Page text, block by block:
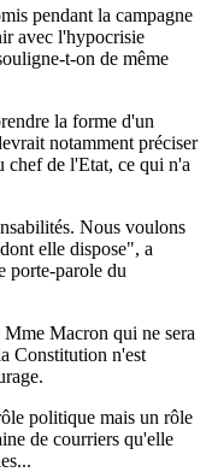
pendant la campagne
avec l'hypocrisie
t-on de même
la forme d'un
notamment préciser
chef de l'Etat, ce qui n'a
Nous voulons
elle dispose", a
porte-parole du
Macron qui ne sera
Constitution n'est
politique mais un rôle
de courriers qu'elle